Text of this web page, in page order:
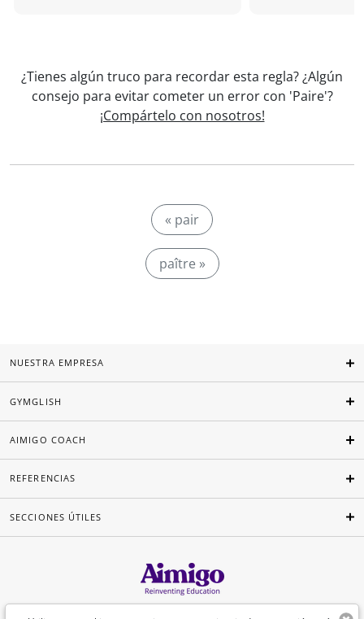
¿Tienes algún truco para recordar esta regla? ¿Algún
consejo para evitar cometer un error con 'Paire'?
¡Compártelo con nosotros!
« pair
paître »
NUESTRA EMPRESA
GYMGLISH
AIMIGO COACH
REFERENCIAS
SECCIONES ÚTILES